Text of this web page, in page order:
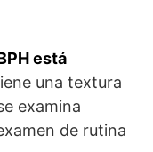
está
una textura
examina
de rutina